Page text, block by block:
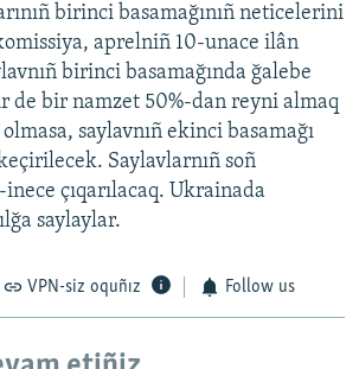
birinci basamağınıñ neticelerini
aprelniñ 10-unace ilân
birinci basamağında ğalebe
de bir namzet 50%-dan reyni almaq
saylavnıñ ekinci basamağı
Saylavlarnıñ soñ
çıqarılacaq. Ukrainada
saylaylar.
VPN-siz oquñız Follow us